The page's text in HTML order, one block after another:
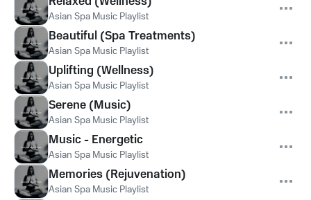
Asian Spa Music Playlist
Beautiful (Spa Treatments)
Asian Spa Music Playlist
Uplifting (Wellness)
Asian Spa Music Playlist
Serene (Music)
Asian Spa Music Playlist
Music - Energetic
Asian Spa Music Playlist
Memories (Rejuvenation)
Asian Spa Music Playlist